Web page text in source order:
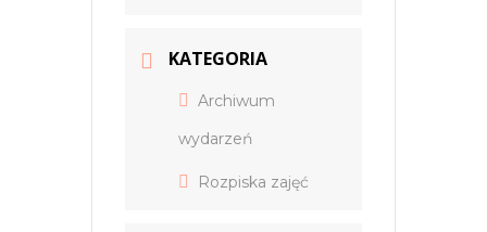
KATEGORIA
Archiwum
wydarzeń
Rozpiska zajęć